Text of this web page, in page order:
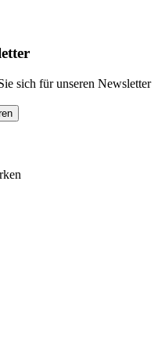
sich für unseren Newsletter